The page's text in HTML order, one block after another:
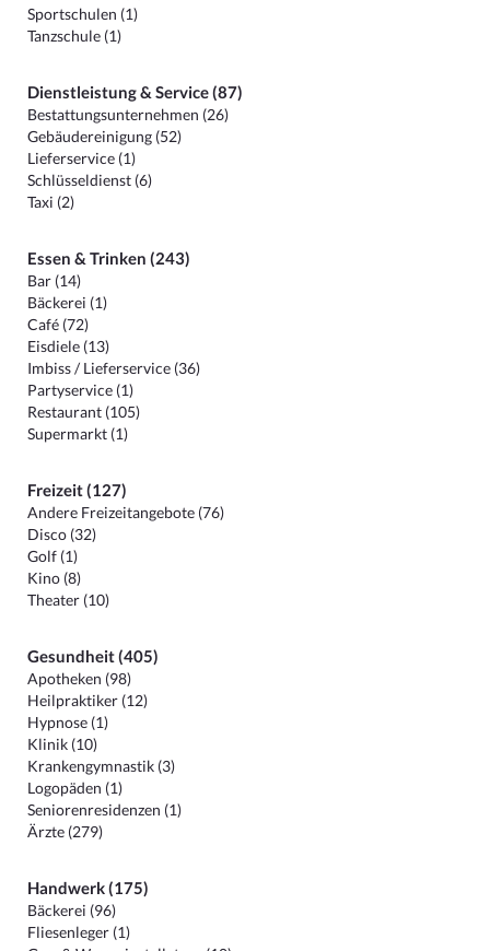
Sportschulen (1)
Tanzschule (1)
Dienstleistung & Service (87)
Bestattungsunternehmen (26)
Gebäudereinigung (52)
Lieferservice (1)
Schlüsseldienst (6)
Taxi (2)
Essen & Trinken (243)
Bar (14)
Bäckerei (1)
Café (72)
Eisdiele (13)
Imbiss / Lieferservice (36)
Partyservice (1)
Restaurant (105)
Supermarkt (1)
Freizeit (127)
Andere Freizeitangebote (76)
Disco (32)
Golf (1)
Kino (8)
Theater (10)
Gesundheit (405)
Apotheken (98)
Heilpraktiker (12)
Hypnose (1)
Klinik (10)
Krankengymnastik (3)
Logopäden (1)
Seniorenresidenzen (1)
Ärzte (279)
Handwerk (175)
Bäckerei (96)
Fliesenleger (1)